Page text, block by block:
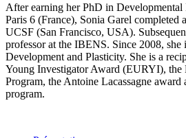
After earning her PhD in
Paris 6 (France), Sonia Garel completed
UCSF (San Francisco, USA).
professor at the IBENS. Since 2008, she
Development and Plasticity. She is a
Young Investigator Award (EURYI),
Program, the Antoine Lacassagne
program.